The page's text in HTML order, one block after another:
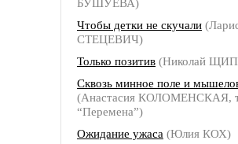
БУШУЕВА)
Чтобы детки не скучали
СТЕЦЕВИЧ)
Только позитив (Николай
Сквозь минное поле и
(Анастасия КОЛОМЕНСКАЯ,
“Перемена”)
Ожидание ужаса (Юлия КОХ)